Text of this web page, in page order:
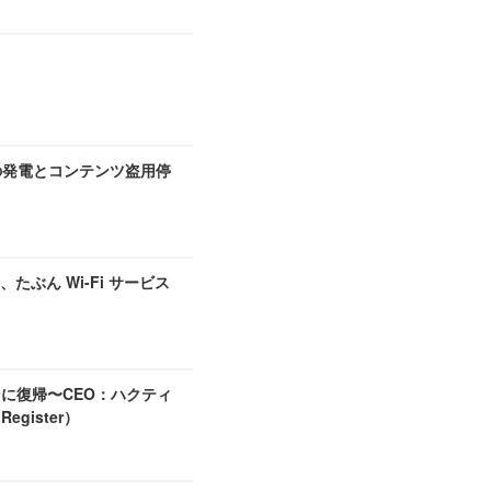
電とコンテンツ盗用停
たぶん Wi-Fi サービス
復帰〜CEO：ハクティ
）